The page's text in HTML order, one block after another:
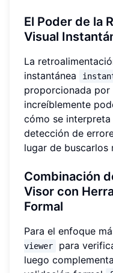
El Poder de la
Visual
La
instantánea
proporcionada por
increíblemente
cómo se
detección de
lugar de buscarlos
Combinación
Visor con
Formal
Para el enfoque
viewer
para
luego